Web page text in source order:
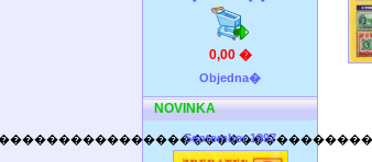
0,00 �
Objedna�
NOVINKA
September 1997